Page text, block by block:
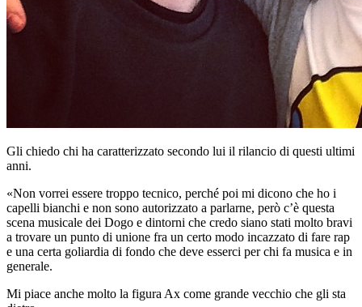
Gli chiedo chi ha caratterizzato secondo lui il rilancio di questi ultimi
anni.
«Non vorrei essere troppo tecnico, perché poi mi dicono che ho i
capelli bianchi e non sono autorizzato a parlarne, però c’è questa
scena musicale dei Dogo e dintorni che credo siano stati molto bravi
a trovare un punto di unione fra un certo modo incazzato di fare rap
e una certa goliardia di fondo che deve esserci per chi fa musica e in
generale.
Mi piace anche molto la figura Ax come grande vecchio che gli sta